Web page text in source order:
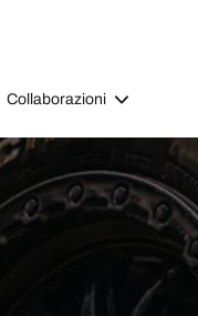
Collaborazioni